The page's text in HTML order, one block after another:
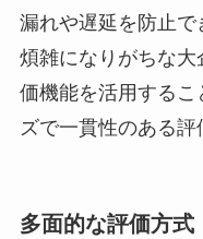
漏れや遅延を防止
煩雑になりがちな
価機能を活用する
ズで一貫性のある評
多面的な評価方式